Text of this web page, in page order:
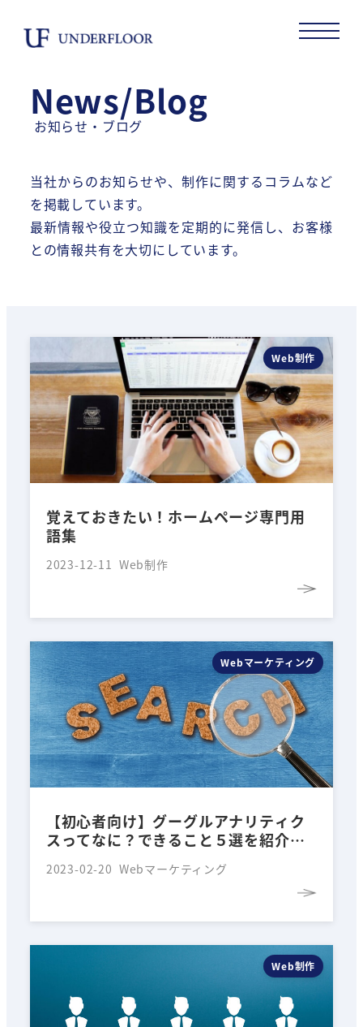
News/Blog
お知らせ・ブログ
当社からのお知らせや、制作に関するコラムなど
を掲載しています。
最新情報や役立つ知識を定期的に発信し、お客様
との情報共有を大切にしています。
Web制作
覚えておきたい！ホームページ専門用
語集
2023-12-11 Web制作
Webマーケティング
【初心者向け】グーグルアナリティク
スってなに？できること５選を紹介し
2023-02-20 Webマーケティング
Web制作